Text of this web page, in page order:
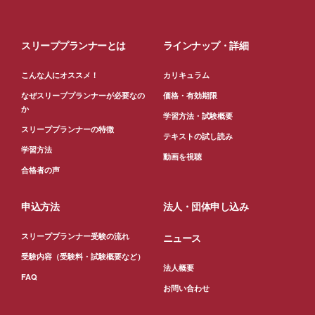
スリーププランナーとは
こんな人にオススメ！
なぜスリーププランナーが必要なの
か
スリーププランナーの特徴
学習方法
合格者の声
ラインナップ・詳細
カリキュラム
価格・有効期限
学習方法・試験概要
テキストの試し読み
動画を視聴
申込方法
スリーププランナー受験の流れ
受験内容（受験料・試験概要など）
FAQ
法人・団体申し込み
ニュース
法人概要
お問い合わせ